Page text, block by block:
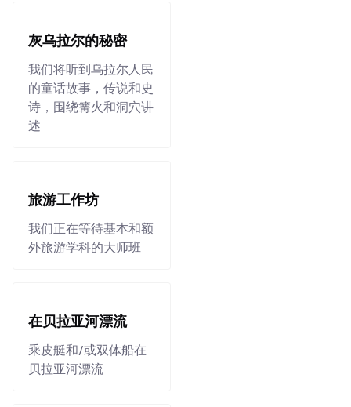
灰乌拉尔的秘密
我们将听到乌拉尔人民
的童话故事，传说和史
诗，围绕篝火和洞穴讲
述
旅游工作坊
我们正在等待基本和额
外旅游学科的大师班
在贝拉亚河漂流
乘皮艇和/或双体船在
贝拉亚河漂流